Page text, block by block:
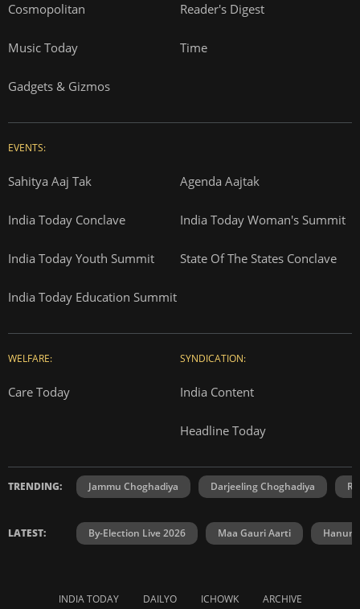
Cosmopolitan Reader's Digest
Music Today Time
Gadgets & Gizmos
EVENTS:
Sahitya Aaj Tak Agenda Aajtak
India Today Conclave India Today Woman's Summit
India Today Youth Summit State Of The States Conclave
India Today Education Summit
WELFARE:
Care Today
SYNDICATION:
India Content
Headline Today
TRENDING: Jammu Choghadiya Darjeeling Choghadiya
LATEST: By-Election Live 2026 Maa Gauri Aarti
INDIA TODAY DAILYO ICHOWK ARCHIVE